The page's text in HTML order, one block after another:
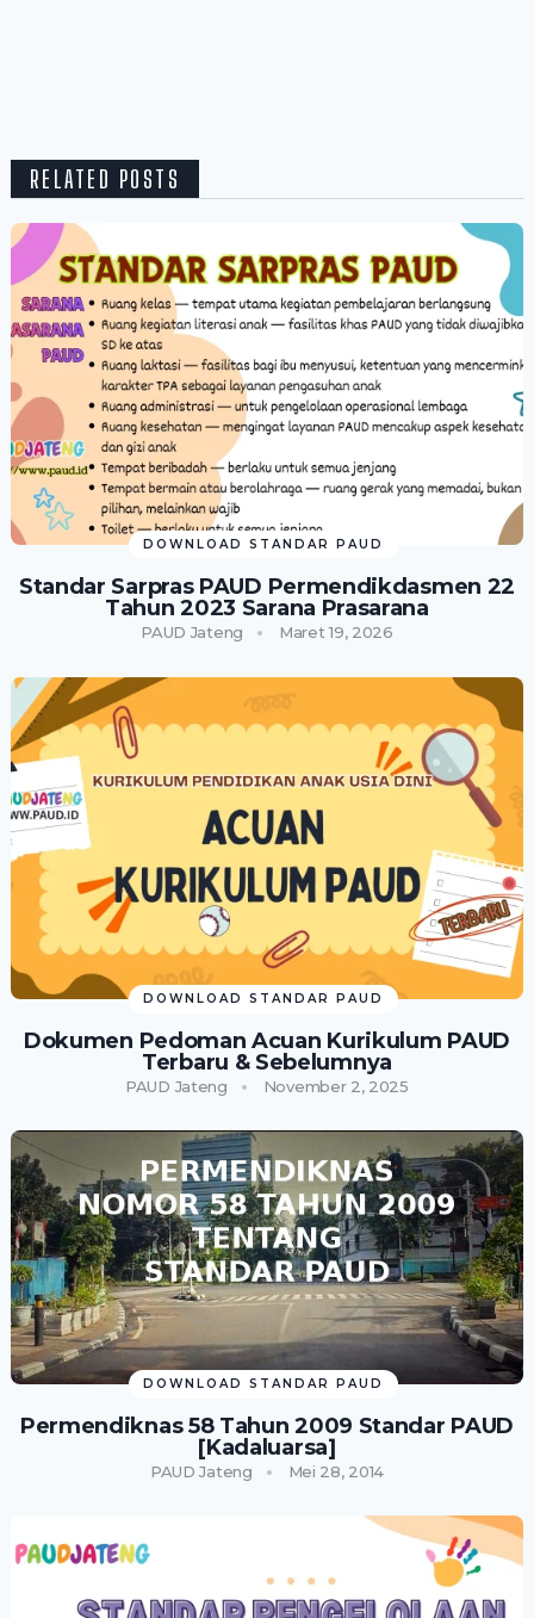
RELATED POSTS
DOWNLOAD STANDAR PAUD
Standar Sarpras PAUD Permendikdasmen 22
Tahun 2023 Sarana Prasarana
PAUD Jateng Maret 19, 2026
DOWNLOAD STANDAR PAUD
Dokumen Pedoman Acuan Kurikulum PAUD
Terbaru & Sebelumnya
PAUD Jateng November 2, 2025
DOWNLOAD STANDAR PAUD
Permendiknas 58 Tahun 2009 Standar PAUD
[Kadaluarsa]
PAUD Jateng Mei 28, 2014